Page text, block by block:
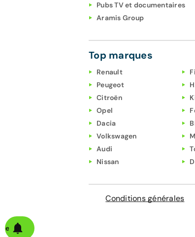
Pubs TV et documentaires
Aramis Group
Top marques
Renault
Peugeot
Citroën
Opel
Dacia
Volkswagen
Audi
Nissan
Conditions générales